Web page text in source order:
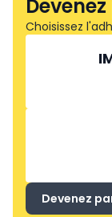
Choisissez
Devenez